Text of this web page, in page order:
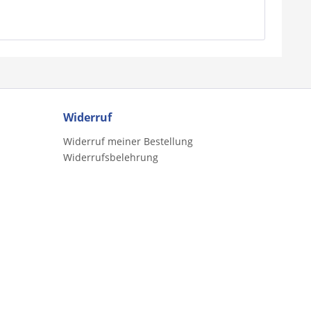
Widerruf
Widerruf meiner Bestellung
Widerrufsbelehrung